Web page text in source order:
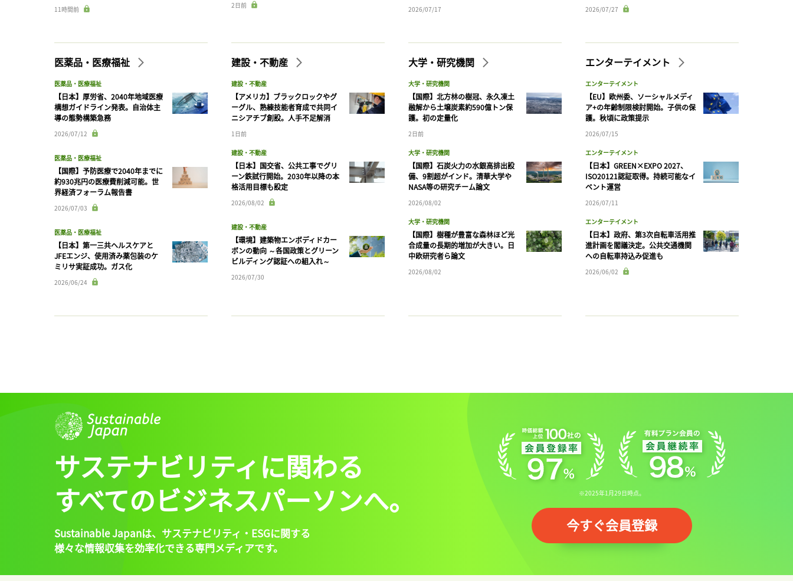
11時間前 2日前 2026/07/17 2026/07/27
医薬品・医療福祉
医薬品・医療福祉
【日本】厚労省、2040年地域医療
構想ガイドライン発表。自治体主
導の態勢構築急務
2026/07/12
医薬品・医療福祉
【国際】予防医療で2040年までに
約930兆円の医療費削減可能。世
界経済フォーラム報告書
2026/07/03
医薬品・医療福祉
【日本】第一三共ヘルスケアと
JFEエンジ、使用済み薬包装のケ
ミリサ実証成功。ガス化
2026/06/24
建設・不動産
建設・不動産
【アメリカ】ブラックロックやグ
ーグル、熟練技能者育成で共同イ
ニシアチブ創設。人手不足解消
1日前
建設・不動産
【日本】国交省、公共工事でグリ
ーン鉄試行開始。2030年以降の本
格活用目標も設定
2026/08/02
建設・不動産
【環境】建築物エンボディドカー
ボンの動向 ～各国政策とグリーン
ビルディング認証への組入れ～
2026/07/30
大学・研究機関
大学・研究機関
【国際】北方林の樹冠、永久凍土
融解から土壌炭素約590億トン保
護。初の定量化
2日前
大学・研究機関
【国際】石炭火力の水銀高排出設
備、9割超がインド。清華大学や
NASA等の研究チーム論文
2026/08/02
大学・研究機関
【国際】樹種が豊富な森林ほど光
合成量の長期的増加が大きい。日
中欧研究者ら論文
2026/08/02
エンターテイメント
エンターテイメント
【EU】欧州委、ソーシャルメディ
ア+の年齢制限検討開始。子供の保
護。秋頃に政策提示
2026/07/15
エンターテイメント
【日本】GREEN×EXPO 2027、
ISO20121認証取得。持続可能なイ
ベント運営
2026/07/11
エンターテイメント
【日本】政府、第3次自転車活用推
進計画を閣議決定。公共交通機関
への自転車持込み促進も
2026/06/02
サステナビリティに関わる
すべてのビジネスパーソンへ。
Sustainable Japanは、 サステナビリティ・ESGに関する
様々な情報収集を効率化できる専門メディアです。
※2025年1月29日時点。
今すぐ会員登録